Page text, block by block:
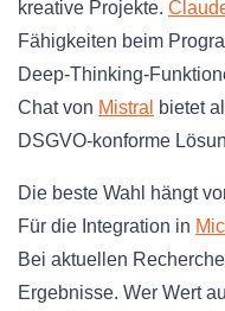
kreative Projekte.
Fähigkeiten beim
Deep-Thinking-
Chat von Mistral
bietet
DSGVO-konforme
Die beste Wahl hängt
Für die Integration in
Bei aktuellen
Ergebnisse. Wer Wert